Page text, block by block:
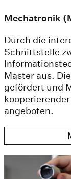
Mechatronik
Durch die
Schnittstelle
Master aus.
gefördert und
angeboten.